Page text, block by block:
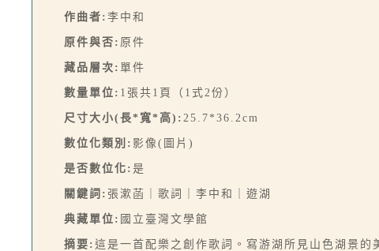
作曲者: 李中和
原件與否: 原件
藏品層次: 單件
數量單位: 1張共1頁（1式2份）
尺寸大小(長*寬*高): 25.7*36.2cm
數位化類別: 影像(圖片)
是否數位化: 是
關鍵詞: 張漱菡｜歌詞｜李中和｜遊湖
典藏單位: 國立臺灣文學館
摘要: 這是一首配樂之創作歌詞。寫游湖所見山色湖景